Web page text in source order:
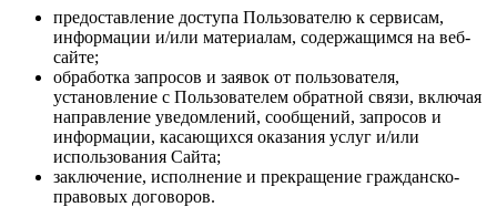
предоставление доступа Пользователю к сервисам,
информации и/или материалам, содержащимся на веб-
сайте;
обработка запросов и заявок от пользователя,
установление с Пользователем обратной связи, включая
направление уведомлений, сообщений, запросов и
информации, касающихся оказания услуг и/или
использования Сайта;
заключение, исполнение и прекращение гражданско-
правовых договоров.